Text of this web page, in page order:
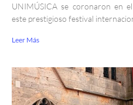
UNIMÚSICA se coronaron en
este prestigioso festival
Leer Más